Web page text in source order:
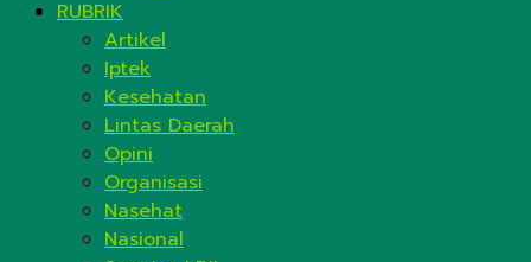
RUBRIK
Artikel
Iptek
Kesehatan
Lintas Daerah
Opini
Organisasi
Nasehat
Nasional